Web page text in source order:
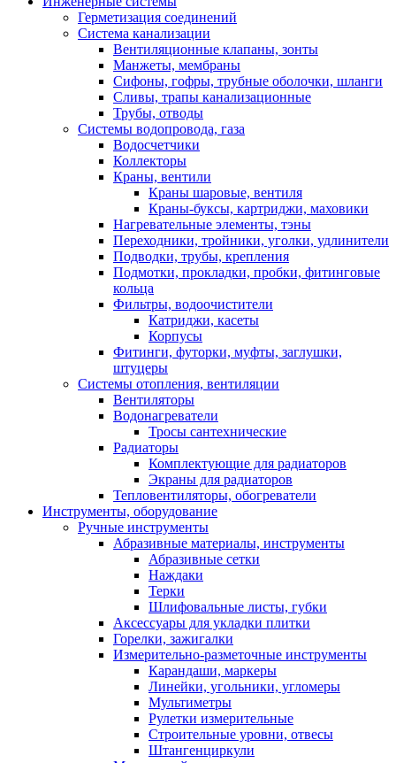
Герметизация соединений
Система канализации
Вентиляционные клапаны, зонты
Манжеты, мембраны
Сифоны, гофры, трубные оболочки, шланги
Сливы, трапы канализационные
Трубы, отводы
Системы водопровода, газа
Водосчетчики
Коллекторы
Краны, вентили
Краны шаровые, вентиля
Краны-буксы, картриджи, маховики
Нагревательные элементы, тэны
Переходники, тройники, уголки, удлинители
Подводки, трубы, крепления
Подмотки, прокладки, пробки, фитинговые
кольца
Фильтры, водоочистители
Катриджи, касеты
Корпусы
Фитинги, футорки, муфты, заглушки,
штуцеры
Системы отопления, вентиляции
Вентиляторы
Водонагреватели
Тросы сантехнические
Радиаторы
Комплектующие для радиаторов
Экраны для радиаторов
Тепловентиляторы, обогреватели
Инструменты, оборудование
Ручные инструменты
Абразивные материалы, инструменты
Абразивные сетки
Наждаки
Терки
Шлифовальные листы, губки
Аксессуары для укладки плитки
Горелки, зажигалки
Измерительно-разметочные инструменты
Карандаши, маркеры
Линейки, угольники, угломеры
Мультиметры
Рулетки измерительные
Строительные уровни, отвесы
Штангенциркули